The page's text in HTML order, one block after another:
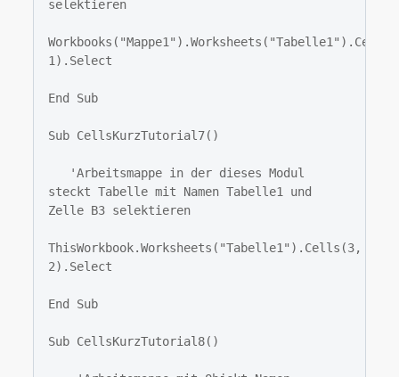
selektieren
1).Select
End Sub
Sub CellsKurzTutorial7()
steckt Tabelle mit Namen Tabelle1 und
Zelle B3 selektieren
ThisWorkbook.Worksheets("Tabelle1").Cells(3,
2).Select
End Sub
Sub CellsKurzTutorial8()